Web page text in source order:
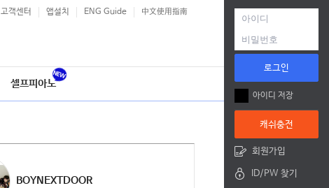
고객센터 앱설치 ENG Guide 中文使用指南
셀프피아노
BOYNEXTDOOR
로그인
아이디 저장
캐쉬충전
회원가입
ID/PW 찾기